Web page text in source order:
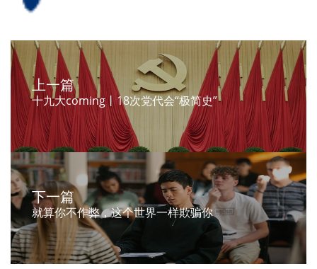
上一篇
十九大coming丨18次党代会“极简史”
下一篇
就算你不作弊，这个世界一样欺骗你